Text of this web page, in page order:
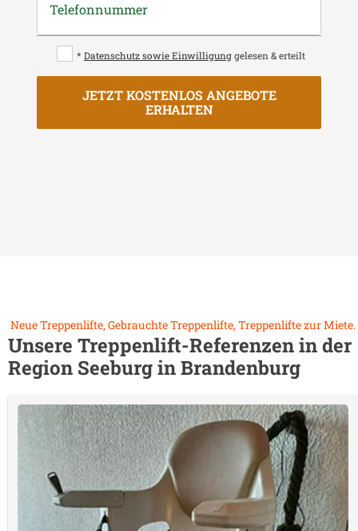
Telefonnummer
* Datenschutz sowie Einwilligung gelesen & erteilt
JETZT KOSTENLOS ANGEBOTE
ERHALTEN
Neue Treppenlifte, Gebrauchte Treppenlifte, Treppenlifte zur Miete.
Unsere Treppenlift-Referenzen in der
Region Seeburg in Brandenburg